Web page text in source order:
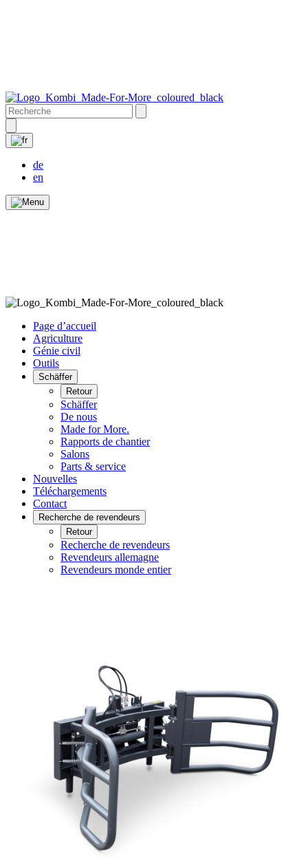
de
en
Page d’accueil
Agriculture
Génie civil
Outils
Schäffer
Retour
Schäffer
De nous
Made for More.
Rapports de chantier
Salons
Parts & service
Nouvelles
Téléchargements
Contact
Recherche de revendeurs
Retour
Recherche de revendeurs
Revendeurs allemagne
Revendeurs monde entier